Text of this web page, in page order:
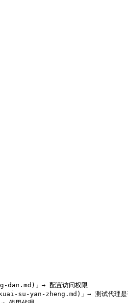
」→ 配置访问权限
yan-zheng.md)」→ 测试代理是